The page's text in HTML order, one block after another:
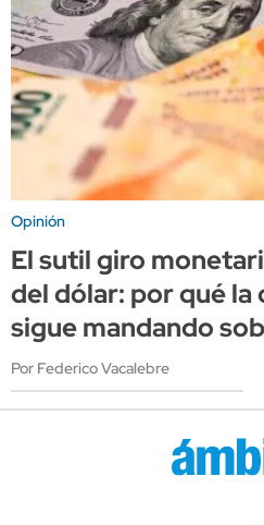
Opinión
El sutil giro
del dólar: por qué la
sigue mandando
Por Federico Vacalebre